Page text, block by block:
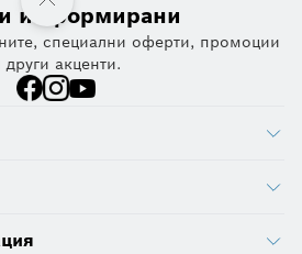
информирани
специални оферти, промоции
други акценти.